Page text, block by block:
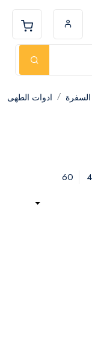
ادوات الطهى
60